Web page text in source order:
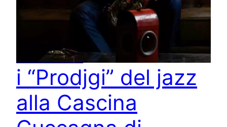
Riecco
i “Prodjgi” del jazz
alla Cascina